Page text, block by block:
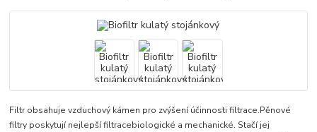
Filtr obsahuje vzduchový kámen pro zvýšení účinnosti filtrace.Pěnové
filtry poskytují nejlepší filtracebiologické a mechanické. Stačí jej